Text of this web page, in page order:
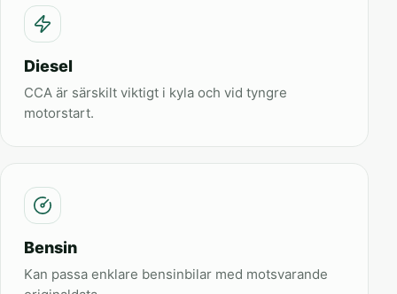
Diesel
CCA är särskilt viktigt i kyla och vid tyngre
motorstart.
Bensin
Kan passa enklare bensinbilar med motsvarande